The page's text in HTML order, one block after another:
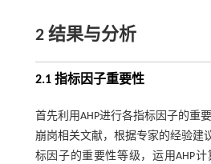
2 结果与分析
2.1 指标因子重要性
首先利用AHP进行各指标因子的重
崩岗相关文献，根据专家的经验建
标因子的重要性等级，运用AHP